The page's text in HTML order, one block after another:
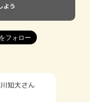
よう
知大さん